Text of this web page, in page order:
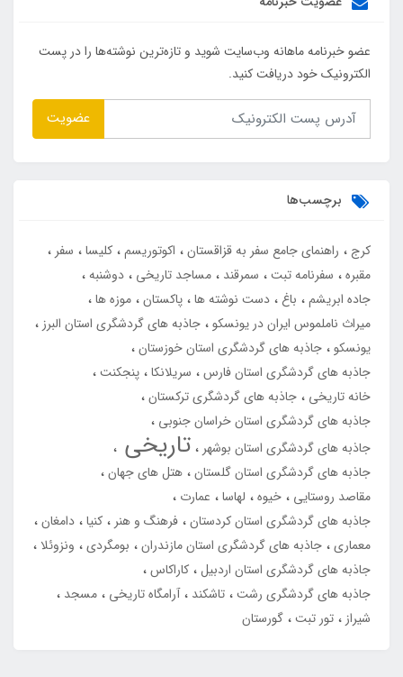
عضو خبرنامه ماهانه وب‌سایت شوید و تازه‌ترین نوشته‌ها را در پست
الکترونیک خود دریافت کنید.
عضویت
برچسب‌ها
کرج راهنمای جامع سفر به قزاقستان اکوتوریسم کلیسا
سفر
مقبره
سفرنامه تبت سمرقند مساجد تاریخی
دوشنبه
جاده ابریشم
باغ دست نوشته ها پاکستان موزه ها
میراث ناملموس ایران در یونسکو جاذبه های گردشگری استان البرز
یونسکو جاذبه های گردشگری استان خوزستان
جاذبه های گردشگری استان فارس
سریلانکا پنجکنت
خانه تاریخی
جاذبه های گردشگری ترکستان
جاذبه های گردشگری استان خراسان جنوبی
جاذبه های گردشگری استان بوشهر
تاریخی
جاذبه های گردشگری استان گلستان هتل های جهان
مقاصد روستایی
خیوه لهاسا
عمارت
جاذبه های گردشگری استان کردستان فرهنگ و هنر کنیا دامغان
معماری جاذبه های گردشگری استان مازندران بومگردی
ونزوئلا
جاذبه های گردشگری استان اردبیل کاراکاس
جاذبه های گردشگری رشت تاشکند آرامگاه تاریخی
مسجد
شیراز
تور تبت گورستان